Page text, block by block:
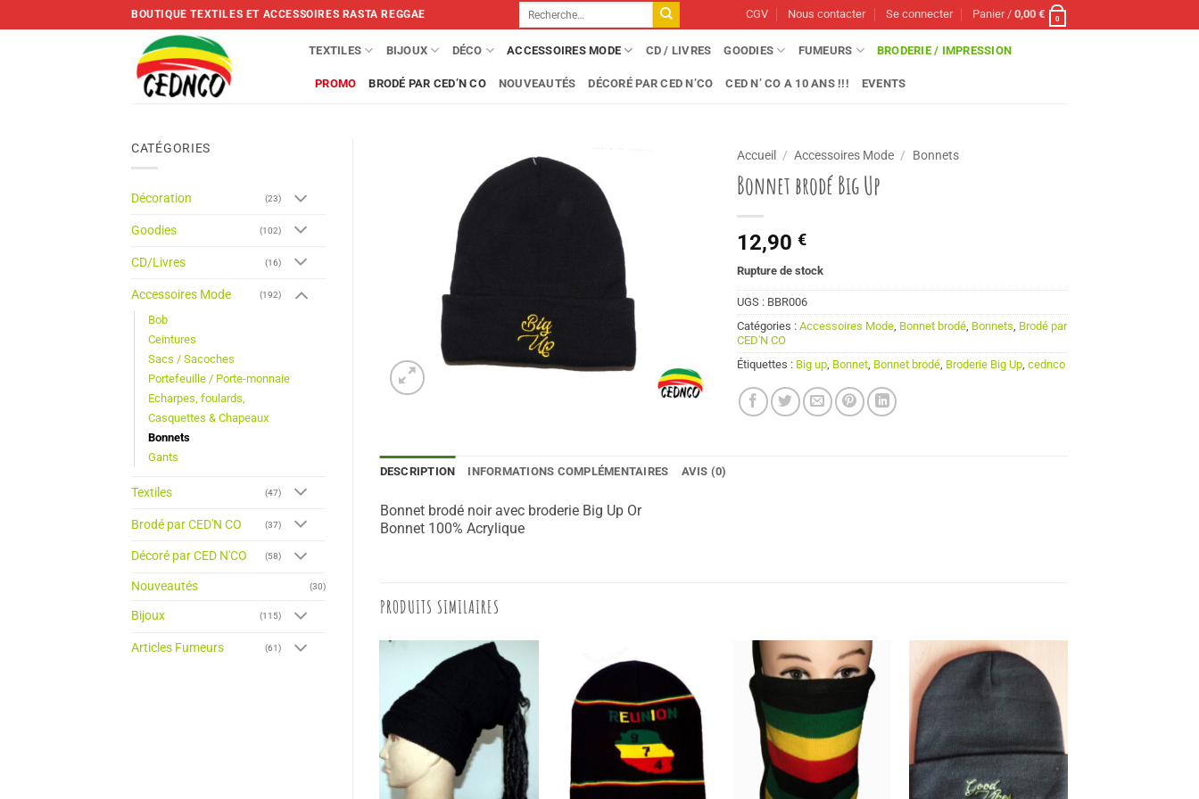
to
BOUTIQUE TEXTILES ET ACCESSOIRES RASTA REGGAE
Recherche
pour :
CGV Nous contacter Se connecter Panier /0,00€ 0
TEXTILES BIJOUX DÉCO ACCESSOIRES MODE CD / LIVRES GOODIES FUMEURS BRODERIE / IMPRESSION
PROMO BRODÉ PAR CED’N CO NOUVEAUTÉS DÉCORÉ PAR CED N’CO CED N’ CO A 10 ANS !!! EVENTS
CATÉGORIES
Décoration (23)
Goodies (102)
CD/Livres (16)
Accessoires Mode (192)
Bob
Ceintures
Sacs / Sacoches
Portefeuille / Porte-monnaie
Echarpes, foulards,
Casquettes & Chapeaux
Bonnets
Gants
Textiles (47)
Brodé par CED'N CO (37)
Décoré par CED N'CO (58)
Nouveautés (30)
Bijoux (115)
Articles Fumeurs (61)
Accueil / Accessoires Mode / Bonnets
Bonnet brodé Big Up
12,90€
Rupture de stock
UGS : BBR006
Catégories :Accessoires Mode Bonnet brodé Bonnets Brodé par
CED'N CO
Étiquettes : Big up Bonnet Bonnet brodé Broderie Big Up ,cednco
DESCRIPTION INFORMATIONS COMPLÉMENTAIRES AVIS (0)
Bonnet brodé noir avec broderie Big Up Or
Bonnet 100% Acrylique
PRODUITS SIMILAIRES